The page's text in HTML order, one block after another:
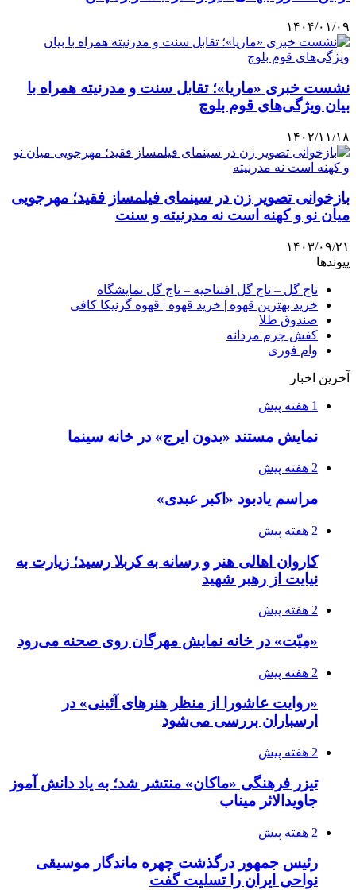
۱۴۰۴/۰۱/۰۹
نشست خبری «ماریا»؛ تقابل سنت و مدرنیته همراه با
بیان ویژگی‌های قوم بلوچ
۱۴۰۲/۱۱/۱۸
بازخوانی تصویر زن در سینمای فیلمساز فقید؛ مهرجویی
میان نو و کهنه است نه مدرنیته و سنت
۱۴۰۳/۰۹/۲۱
پیوندها
تاج گل – تاج گل افتتاحیه – تاج گل نمایشگاه
خرید بهترین قهوه | خرید قهوه | قهوه گرنیکا کافی
صندوق طلا
کفش چرم مردانه
وام فوری
آخرین اخبار
1 هفته پیش
نمایش مستند «بدون ایرج» در خانه سینما
2 هفته پیش
مراسم یادبود «اکبر عبدی»
2 هفته پیش
کاروان اهالی هنر و رسانه به کربلا رسید؛ زیارت به
نیایت از رهبر شهید
2 هفته پیش
«مِیّت» در خانه نمایش مهرگان روی صحنه می‌رود
2 هفته پیش
«روایت عاشورا از منظر هنرهای آئینی» در
ارسباران بررسی می‌شود
2 هفته پیش
تیزر فرهنگی «ماکان» منتشر شد؛ به یاد دانش آموز
جاویدالاثر میناب
2 هفته پیش
رئیس جمهور درگذشت چهره ماندگار موسیقی
نواحی ایران را تسلیت گفت